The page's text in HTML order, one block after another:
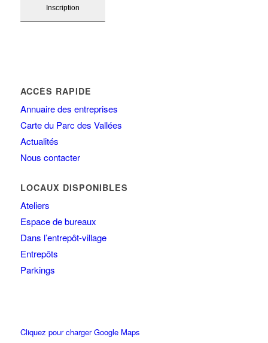
ACCÈS RAPIDE
Annuaire des entreprises
Carte du Parc des Vallées
Actualités
Nous contacter
LOCAUX DISPONIBLES
Ateliers
Espace de bureaux
Dans l’entrepôt-village
Entrepôts
Parkings
Cliquez pour charger Google Maps